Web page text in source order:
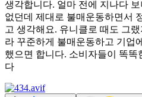
생각합니다. 얼마 전에 지나다
없던데 제대로 불매운동하면서
고 생각해요. 유니클로 때도 그
라 꾸준하게 불매운동하고 기업
했으면 합니다. 소비자들이 똑똑
다